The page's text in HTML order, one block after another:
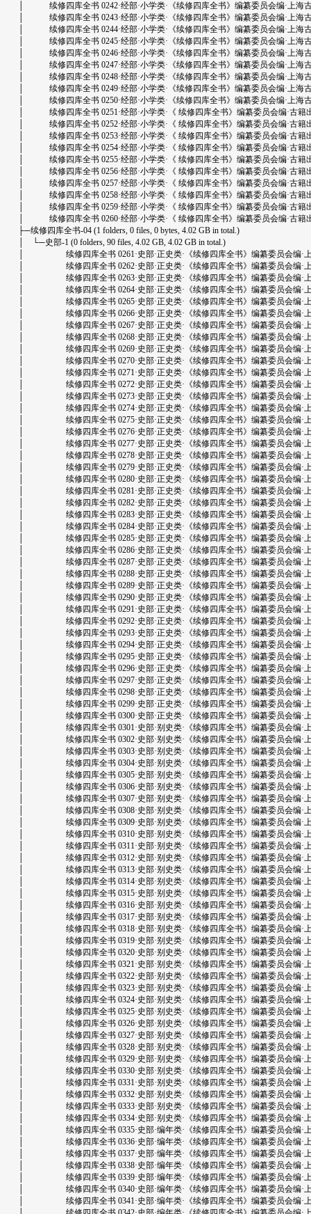
│ 续修四库全书 0242·经部·小学类·《续修四库全书》编纂委员会编·上海
│ 续修四库全书 0243·经部·小学类·《续修四库全书》编纂委员会编·上海
│ 续修四库全书 0244·经部·小学类·《续修四库全书》编纂委员会编·上海
│ 续修四库全书 0245·经部·小学类·《续修四库全书》编纂委员会编·上海
│ 续修四库全书 0246·经部·小学类·《续修四库全书》编纂委员会编·上海
│ 续修四库全书 0247·经部·小学类·《续修四库全书》编纂委员会编·上海
│ 续修四库全书 0248·经部·小学类·《续修四库全书》编纂委员会编·上海
│ 续修四库全书 0249·经部·小学类·《续修四库全书》编纂委员会编·上海
│ 续修四库全书 0250·经部·小学类·《续修四库全书》编纂委员会编·上海
│ 续修四库全书 0251·经部·小学类·《 续修四库全书》编纂委员会编·古籍
│ 续修四库全书 0252·经部·小学类·《 续修四库全书》编纂委员会编·古籍
│ 续修四库全书 0253·经部·小学类·《 续修四库全书》编纂委员会编·古籍
│ 续修四库全书 0254·经部·小学类·《 续修四库全书》编纂委员会编·古籍
│ 续修四库全书 0255·经部·小学类·《 续修四库全书》编纂委员会编·古籍
│ 续修四库全书 0256·经部·小学类·《 续修四库全书》编纂委员会编·古籍
│ 续修四库全书 0257·经部·小学类·《 续修四库全书》编纂委员会编·古籍
│ 续修四库全书 0258·经部·小学类·《 续修四库全书》编纂委员会编·古籍
│ 续修四库全书 0259·经部·小学类·《 续修四库全书》编纂委员会编·古籍
│ 续修四库全书 0260·经部·小学类·《 续修四库全书》编纂委员会编·古籍
├─续修四库全书-04 (1 folders, 0 files, 0 bytes, 4.02 GB in total.)
│ └─史部-1 (0 folders, 90 files, 4.02 GB, 4.02 GB in total.)
│ 续修四库全书 0261·史部·正史类·《续修四库全书》编纂委员会编·上
│ 续修四库全书 0262·史部·正史类·《续修四库全书》编纂委员会编·上
│ 续修四库全书 0263·史部·正史类·《续修四库全书》编纂委员会编·上
│ 续修四库全书 0264·史部·正史类·《续修四库全书》编纂委员会编·上
│ 续修四库全书 0265·史部·正史类·《续修四库全书》编纂委员会编·上
│ 续修四库全书 0266·史部·正史类·《续修四库全书》编纂委员会编·上
│ 续修四库全书 0267·史部·正史类·《续修四库全书》编纂委员会编·上
│ 续修四库全书 0268·史部·正史类·《续修四库全书》编纂委员会编·上
│ 续修四库全书 0269·史部·正史类·《续修四库全书》编纂委员会编·上
│ 续修四库全书 0270·史部·正史类·《续修四库全书》编纂委员会编·上
│ 续修四库全书 0271·史部·正史类·《续修四库全书》编纂委员会编·上
│ 续修四库全书 0272·史部·正史类·《续修四库全书》编纂委员会编·上
│ 续修四库全书 0273·史部·正史类·《续修四库全书》编纂委员会编·上
│ 续修四库全书 0274·史部·正史类·《续修四库全书》编纂委员会编·上
│ 续修四库全书 0275·史部·正史类·《续修四库全书》编纂委员会编·上
│ 续修四库全书 0276·史部·正史类·《续修四库全书》编纂委员会编·上
│ 续修四库全书 0277·史部·正史类·《续修四库全书》编纂委员会编·上
│ 续修四库全书 0278·史部·正史类·《续修四库全书》编纂委员会编·上
│ 续修四库全书 0279·史部·正史类·《续修四库全书》编纂委员会编·上
│ 续修四库全书 0280·史部·正史类·《续修四库全书》编纂委员会编·上
│ 续修四库全书 0281·史部·正史类·《续修四库全书》编纂委员会编·上
│ 续修四库全书 0282·史部·正史类·《续修四库全书》编纂委员会编·上
│ 续修四库全书 0283·史部·正史类·《续修四库全书》编纂委员会编·上
│ 续修四库全书 0284·史部·正史类·《续修四库全书》编纂委员会编·上
│ 续修四库全书 0285·史部·正史类·《续修四库全书》编纂委员会编·上
│ 续修四库全书 0286·史部·正史类·《续修四库全书》编纂委员会编·上
│ 续修四库全书 0287·史部·正史类·《续修四库全书》编纂委员会编·上
│ 续修四库全书 0288·史部·正史类·《续修四库全书》编纂委员会编·上
│ 续修四库全书 0289·史部·正史类·《续修四库全书》编纂委员会编·上
│ 续修四库全书 0290·史部·正史类·《续修四库全书》编纂委员会编·上
│ 续修四库全书 0291·史部·正史类·《续修四库全书》编纂委员会编·上
│ 续修四库全书 0292·史部·正史类·《续修四库全书》编纂委员会编·上
│ 续修四库全书 0293·史部·正史类·《续修四库全书》编纂委员会编·上
│ 续修四库全书 0294·史部·正史类·《续修四库全书》编纂委员会编·上
│ 续修四库全书 0295·史部·正史类·《续修四库全书》编纂委员会编·上
│ 续修四库全书 0296·史部·正史类·《续修四库全书》编纂委员会编·上
│ 续修四库全书 0297·史部·正史类·《续修四库全书》编纂委员会编·上
│ 续修四库全书 0298·史部·正史类·《续修四库全书》编纂委员会编·上
│ 续修四库全书 0299·史部·正史类·《续修四库全书》编纂委员会编·上
│ 续修四库全书 0300·史部·正史类·《续修四库全书》编纂委员会编·上
│ 续修四库全书 0301·史部·别史类·《续修四库全书》编纂委员会编·上
│ 续修四库全书 0302·史部·别史类·《续修四库全书》编纂委员会编·上
│ 续修四库全书 0303·史部·别史类·《续修四库全书》编纂委员会编·上
│ 续修四库全书 0304·史部·别史类·《续修四库全书》编纂委员会编·上
│ 续修四库全书 0305·史部·别史类·《续修四库全书》编纂委员会编·上
│ 续修四库全书 0306·史部·别史类·《续修四库全书》编纂委员会编·上
│ 续修四库全书 0307·史部·别史类·《续修四库全书》编纂委员会编·上
│ 续修四库全书 0308·史部·别史类·《续修四库全书》编纂委员会编·上
│ 续修四库全书 0309·史部·别史类·《续修四库全书》编纂委员会编·上
│ 续修四库全书 0310·史部·别史类·《续修四库全书》编纂委员会编·上
│ 续修四库全书 0311·史部·别史类·《续修四库全书》编纂委员会编·上
│ 续修四库全书 0312·史部·别史类·《续修四库全书》编纂委员会编·上
│ 续修四库全书 0313·史部·别史类·《续修四库全书》编纂委员会编·上
│ 续修四库全书 0314·史部·别史类·《续修四库全书》编纂委员会编·上
│ 续修四库全书 0315·史部·别史类·《续修四库全书》编纂委员会编·上
│ 续修四库全书 0316·史部·别史类·《续修四库全书》编纂委员会编·上
│ 续修四库全书 0317·史部·别史类·《续修四库全书》编纂委员会编·上
│ 续修四库全书 0318·史部·别史类·《续修四库全书》编纂委员会编·上
│ 续修四库全书 0319·史部·别史类·《续修四库全书》编纂委员会编·上
│ 续修四库全书 0320·史部·别史类·《续修四库全书》编纂委员会编·上
│ 续修四库全书 0321·史部·别史类·《续修四库全书》编纂委员会编·上
│ 续修四库全书 0322·史部·别史类·《续修四库全书》编纂委员会编·上
│ 续修四库全书 0323·史部·别史类·《续修四库全书》编纂委员会编·上
│ 续修四库全书 0324·史部·别史类·《续修四库全书》编纂委员会编·上
│ 续修四库全书 0325·史部·别史类·《续修四库全书》编纂委员会编·上
│ 续修四库全书 0326·史部·别史类·《续修四库全书》编纂委员会编·上
│ 续修四库全书 0327·史部·别史类·《续修四库全书》编纂委员会编·上
│ 续修四库全书 0328·史部·别史类·《续修四库全书》编纂委员会编·上
│ 续修四库全书 0329·史部·别史类·《续修四库全书》编纂委员会编·上
│ 续修四库全书 0330·史部·别史类·《续修四库全书》编纂委员会编·上
│ 续修四库全书 0331·史部·别史类·《续修四库全书》编纂委员会编·上
│ 续修四库全书 0332·史部·别史类·《续修四库全书》编纂委员会编·上
│ 续修四库全书 0333·史部·别史类·《续修四库全书》编纂委员会编·上
│ 续修四库全书 0334·史部·别史类·《续修四库全书》编纂委员会编·上
│ 续修四库全书 0335·史部·编年类·《续修四库全书》编纂委员会编·上
│ 续修四库全书 0336·史部·编年类·《续修四库全书》编纂委员会编·上
│ 续修四库全书 0337·史部·编年类·《续修四库全书》编纂委员会编·上
│ 续修四库全书 0338·史部·编年类·《续修四库全书》编纂委员会编·上
│ 续修四库全书 0339·史部·编年类·《续修四库全书》编纂委员会编·上
│ 续修四库全书 0340·史部·编年类·《续修四库全书》编纂委员会编·上
│ 续修四库全书 0341·史部·编年类·《续修四库全书》编纂委员会编·上